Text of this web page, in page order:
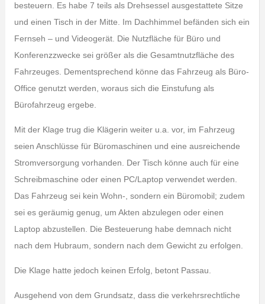
besteuern. Es habe 7 teils als Drehsessel ausgestattete Sitze
und einen Tisch in der Mitte. Im Dachhimmel befänden sich ein
Fernseh – und Videogerät. Die Nutzfläche für Büro und
Konferenzzwecke sei größer als die Gesamtnutzfläche des
Fahrzeuges. Dementsprechend könne das Fahrzeug als Büro-
Office genutzt werden, woraus sich die Einstufung als
Bürofahrzeug ergebe.
Mit der Klage trug die Klägerin weiter u.a. vor, im Fahrzeug
seien Anschlüsse für Büromaschinen und eine ausreichende
Stromversorgung vorhanden. Der Tisch könne auch für eine
Schreibmaschine oder einen PC/Laptop verwendet werden.
Das Fahrzeug sei kein Wohn-, sondern ein Büromobil; zudem
sei es geräumig genug, um Akten abzulegen oder einen
Laptop abzustellen. Die Besteuerung habe demnach nicht
nach dem Hubraum, sondern nach dem Gewicht zu erfolgen.
Die Klage hatte jedoch keinen Erfolg, betont Passau.
Ausgehend von dem Grundsatz, dass die verkehrsrechtliche